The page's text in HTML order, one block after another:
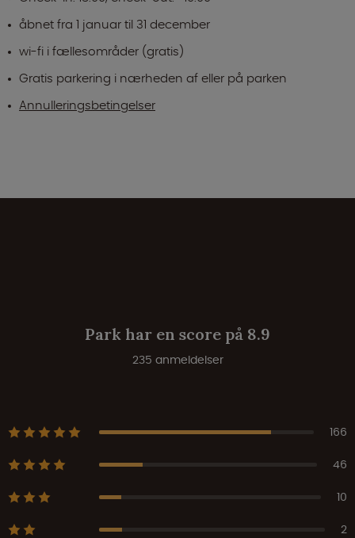
åbnet fra 1 januar til 31 december
wi-fi i fællesområder (gratis)
Gratis parkering i nærheden af eller på parken
Annulleringsbetingelser
Park har en score på 8.9
235 anmeldelser
166
46
10
2